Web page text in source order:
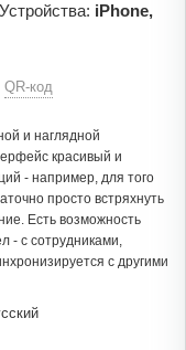
Устройства: iPhone,
QR-код
и наглядной
красивый и
- например, для того
просто встряхнуть
Есть возможность
- с сотрудниками,
с другими